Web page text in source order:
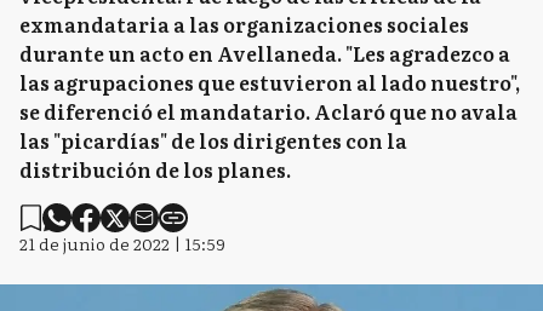
exmandataria a las organizaciones sociales
durante un acto en Avellaneda. "Les agradezco a
las agrupaciones que estuvieron al lado nuestro",
se diferenció el mandatario. Aclaró que no avala
las "picardías" de los dirigentes con la
distribución de los planes.
21 de junio de 2022 | 15:59